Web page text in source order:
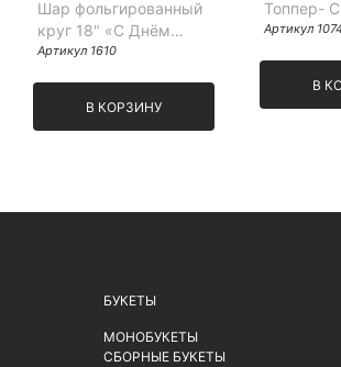
Шар фольгированный
круг 18" «С Днём
рождения. Космос»
Артикул 1610
В КОРЗИНУ
Топпер-
Артикул
В
БУКЕТЫ
МОНОБУКЕТЫ
СБОРНЫЕ БУКЕТЫ